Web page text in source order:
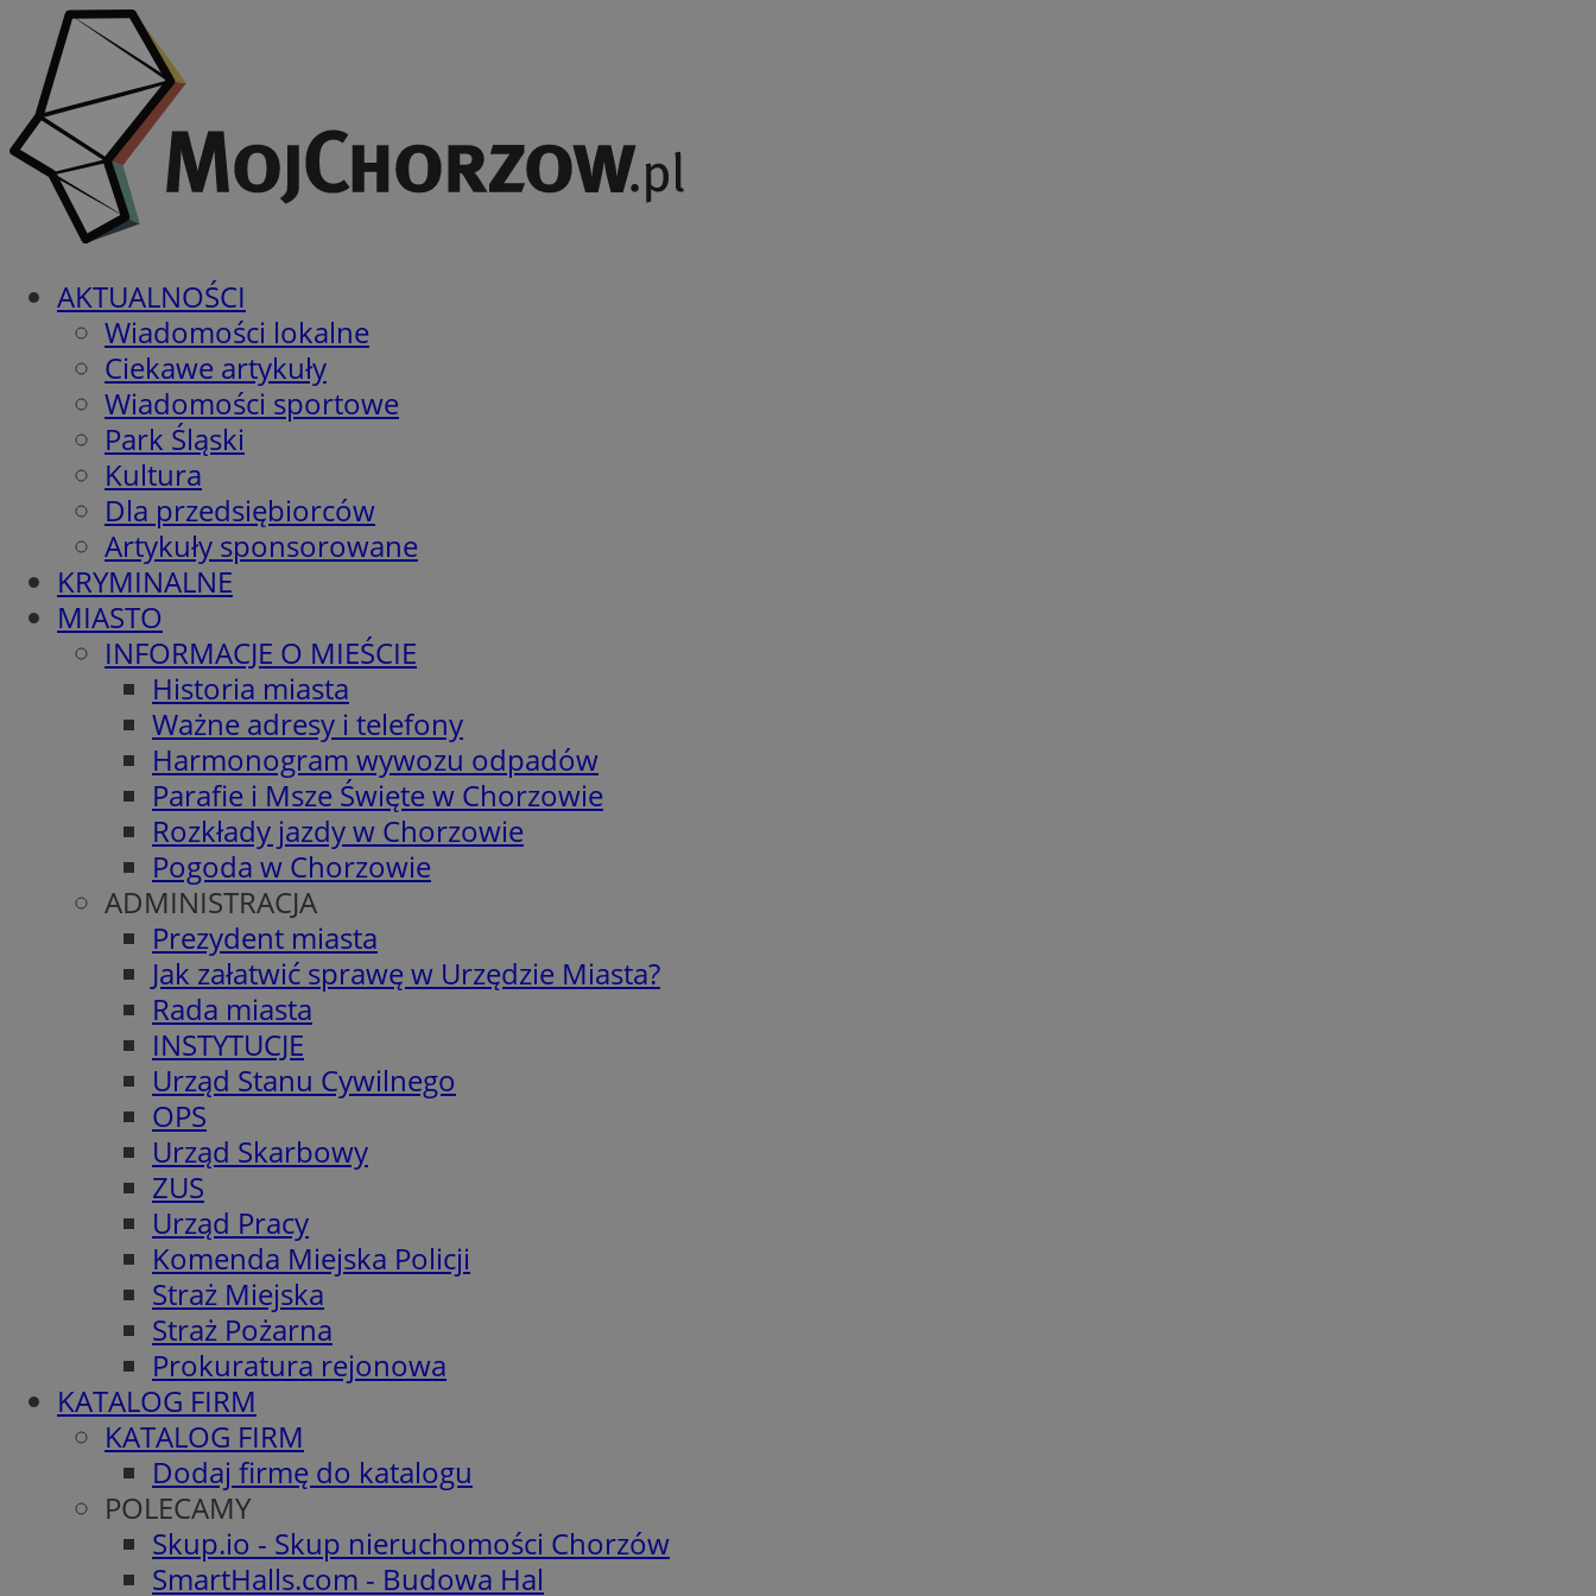
AKTUALNOŚCI
Wiadomości lokalne
Ciekawe artykuły
Wiadomości sportowe
Park Śląski
Kultura
Dla przedsiębiorców
Artykuły sponsorowane
KRYMINALNE
MIASTO
INFORMACJE O MIEŚCIE
Historia miasta
Ważne adresy i telefony
Harmonogram wywozu odpadów
Parafie i Msze Święte w Chorzowie
Rozkłady jazdy w Chorzowie
Pogoda w Chorzowie
ADMINISTRACJA
Prezydent miasta
Jak załatwić sprawę w Urzędzie Miasta?
Rada miasta
INSTYTUCJE
Urząd Stanu Cywilnego
OPS
Urząd Skarbowy
ZUS
Urząd Pracy
Komenda Miejska Policji
Straż Miejska
Straż Pożarna
Prokuratura rejonowa
KATALOG FIRM
KATALOG FIRM
Dodaj firmę do katalogu
POLECAMY
Skup.io - Skup nieruchomości Chorzów
SmartHalls.com - Budowa Hal